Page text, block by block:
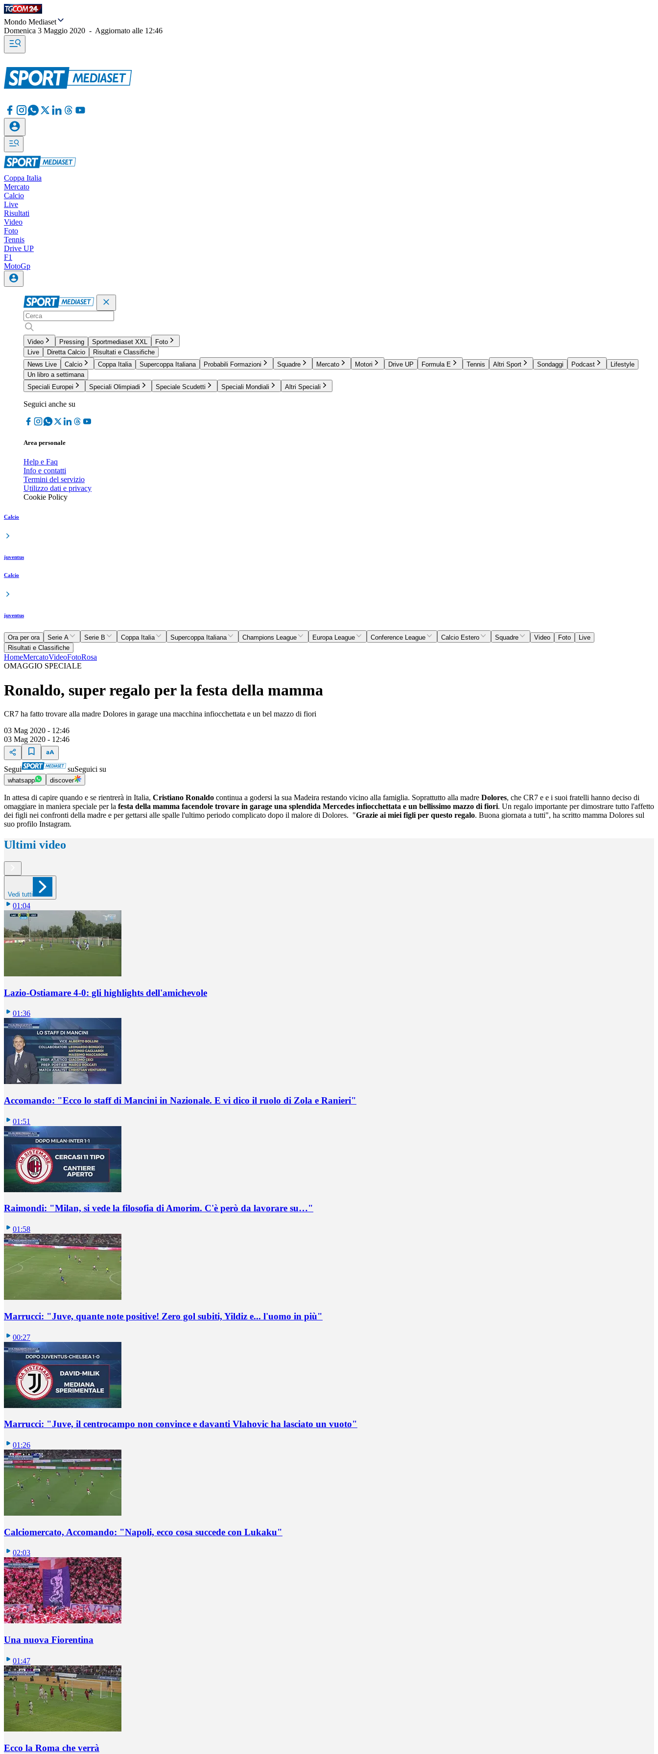
Mondo Mediaset
Domenica 3 Maggio 2020 - Aggiornato alle 12:46
Coppa Italia
Mercato
Calcio
Live
Risultati
Video
Foto
Tennis
Drive UP
F1
MotoGp
Video Pressing Sportmediaset XXL
Foto
Live
Diretta Calcio
Risultati e Classifiche
News Live
Calcio Coppa Italia Supercoppa Italiana Probabili Formazioni Squadre Mercato Motori Drive UP Formula E Tennis Altri Sport Sondaggi Podcast
Lifestyle
Un libro a settimana
Speciali Europei
Speciali Olimpiadi Speciale Scudetti Speciali Mondiali Altri Speciali
Seguici anche su
Area personale
Help e Faq
Info e contatti
Termini del servizio
Utilizzo dati e privacy
Cookie Policy
Calcio
juventus
Calcio
juventus
Ora per ora Serie A Serie B Coppa Italia Supercoppa Italiana Champions League Europa League Conference League Calcio Estero Squadre Video Foto
Live
Risultati e Classifiche
HomeMercatoVideoFotoRosa
OMAGGIO SPECIALE
Ronaldo, super regalo per la festa della mamma
CR7 ha fatto trovare alla madre Dolores in garage una macchina infiocchettata e un bel mazzo di fiori
03 Mag 2020 - 12:46
03 Mag 2020 - 12:46
Segui suSeguici su
whatsapp discover
In attesa di capire quando e se rientrerà in Italia, Cristiano Ronaldo continua a godersi la sua Madeira restando vicino alla famiglia. Soprattutto alla madre Dolores, che CR7 e e i suoi fratelli hanno deciso di
omaggiare in maniera speciale per la festa della mamma facendole trovare in garage una splendida Mercedes infiocchettata e un bellissimo mazzo di fiori. Un regalo importante per dimostrare tutto l'affetto
dei figli nei confronti della madre e per gettarsi alle spalle l'ultimo periodo complicato dopo il malore di Dolores. "Grazie ai miei figli per questo regalo. Buona giornata a tutti", ha scritto mamma Dolores sul
suo profilo Instagram.
Ultimi video
Vedi tutti
01:04
Lazio-Ostiamare 4-0: gli highlights dell'amichevole
01:36
Accomando: "Ecco lo staff di Mancini in Nazionale. E vi dico il ruolo di Zola e Ranieri"
01:51
Raimondi: "Milan, si vede la filosofia di Amorim. C'è però da lavorare su…"
01:58
Marrucci: "Juve, quante note positive! Zero gol subiti, Yildiz e... l'uomo in più"
00:27
Marrucci: "Juve, il centrocampo non convince e davanti Vlahovic ha lasciato un vuoto"
01:26
Calciomercato, Accomando: "Napoli, ecco cosa succede con Lukaku"
02:03
Una nuova Fiorentina
01:47
Ecco la Roma che verrà